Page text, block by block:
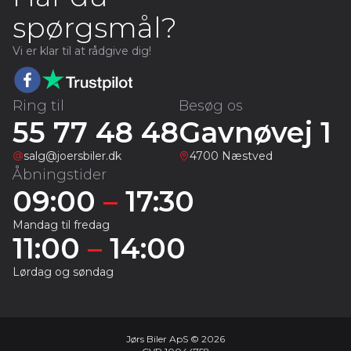
spørgsmål?
Vi er klar til at rådgive dig!
Ring til
55 77 48 48
salg@joersbiler.dk
Besøg os
Gavnøvej 1
4700 Næstved
Åbningstider
09:00 – 17:30
Mandag til fredag
11:00 – 14:00
Lørdag og søndag
Jørs Biler ApS © 2026